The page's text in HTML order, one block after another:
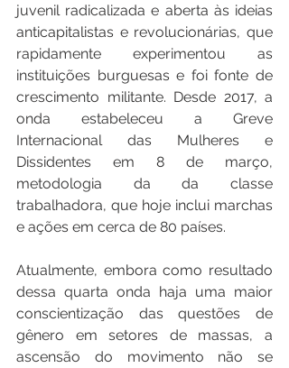
juvenil radicalizada e aberta às ideias
anticapitalistas e revolucionárias, que
rapidamente experimentou as
instituições burguesas e foi fonte de
crescimento militante. Desde 2017, a
onda estabeleceu a Greve
Internacional das Mulheres e
Dissidentes em 8 de março,
metodologia da da classe
trabalhadora, que hoje inclui marchas
e ações em cerca de 80 países.
Atualmente, embora como resultado
dessa quarta onda haja uma maior
conscientização das questões de
gênero em setores de massas, a
ascensão do movimento não se